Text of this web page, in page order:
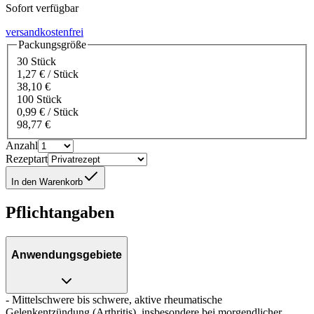
Sofort verfügbar
versandkostenfrei
Packungsgröße
30 Stück
1,27 € / Stück
38,10 €
100 Stück
0,99 € / Stück
98,77 €
Anzahl
Rezeptart
In den Warenkorb
Pflichtangaben
Anwendungsgebiete
- Mittelschwere bis schwere, aktive rheumatische